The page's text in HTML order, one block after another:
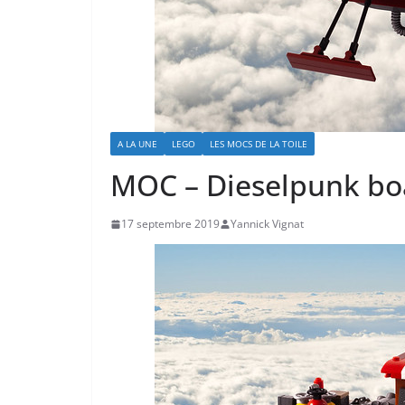
A LA UNE LEGO LES MOCS DE LA TOILE
MOC – Dieselpunk
17 septembre 2019 Yannick Vignat